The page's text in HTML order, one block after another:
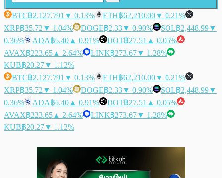
BTC฿2,127,791 ▼ 0.13% ETH฿62,210.00▼ 0.21%
XRP฿35.72 ▼ 1.04% DOGE฿2.33▼ 0.90% SOL฿2,448.99▼
0.36%
ADA฿6.40 ▲ 0.91% DOT฿27.51 ▲ 0.05%
AVAX฿223.65 ▲ 2.64% LINK฿273.67▼ 1.28%
KUB฿20.27▼ 1.12%
BTC฿2,127,791 ▼ 0.13% ETH฿62,210.00▼ 0.21%
XRP฿35.72 ▼ 1.04% DOGE฿2.33▼ 0.90% SOL฿2,448.99▼
0.36%
ADA฿6.40 ▲ 0.91% DOT฿27.51 ▲ 0.05%
AVAX฿223.65 ▲ 2.64% LINK฿273.67▼ 1.28%
KUB฿20.27▼ 1.12%